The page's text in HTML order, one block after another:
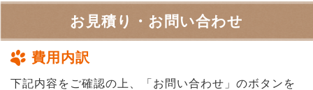
お見積り・お問い合わせ
費用内訳
下記内容をご確認の上、「お問い合わせ」のボタンを